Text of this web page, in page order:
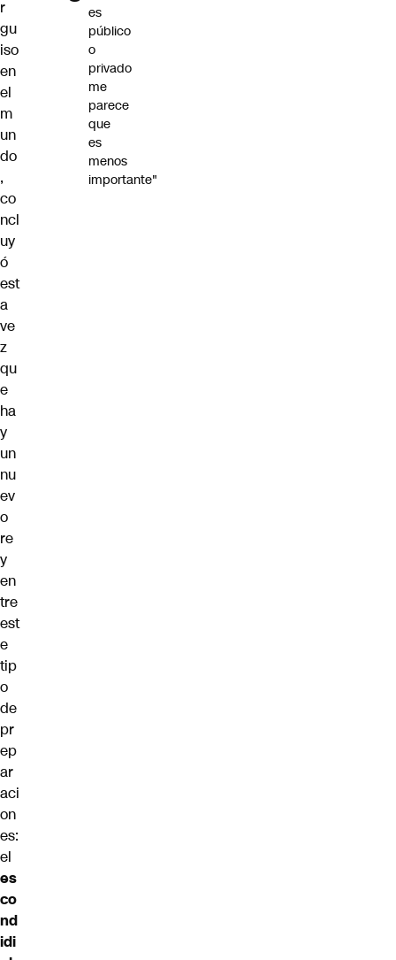
r
gu
iso
en
el
m
un
do
,
co
ncl
uy
ó
est
a
ve
z
qu
e
ha
y
un
nu
ev
o
re
y
en
tre
est
e
tip
o
de
pr
ep
ar
aci
on
es:
el
es
co
nd
idi
es
público
o
privado
me
parece
que
es
menos
importante"